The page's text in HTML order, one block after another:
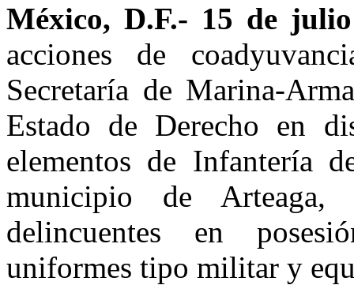
México, D.F.- 15 de
acciones de
Secretaría de Marina-
Estado de Derecho en
elementos de Infantería
municipio de Arteaga,
delincuentes en
uniformes tipo militar y